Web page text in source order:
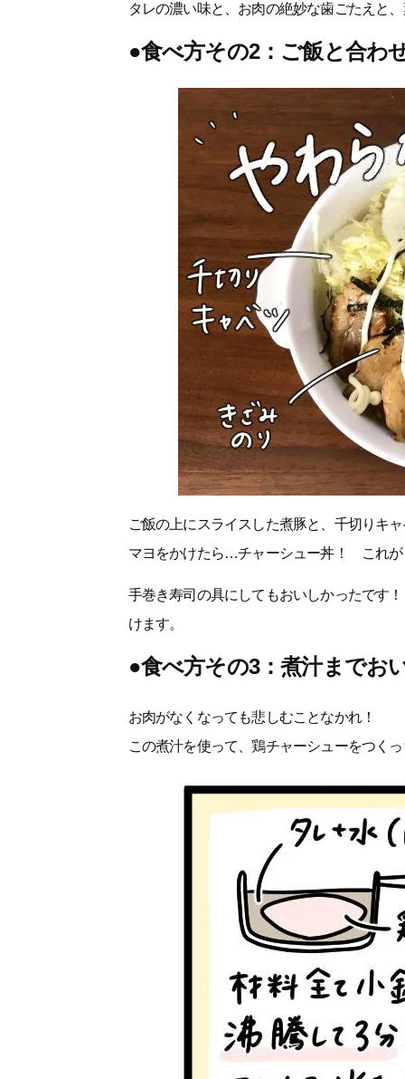
タレの濃い味と、お肉の絶妙な歯ごたえと
●食べ方その2：ご飯と合わ
ご飯の上にスライスした煮豚と、千切りキ
マヨをかけたら…チャーシュー丼！ これが
手巻き寿司の具にしてもおいしかったです
けます。
●食べ方その3：煮汁までお
お肉がなくなっても悲しむことなかれ！
この煮汁を使って、鶏チャーシューをつく